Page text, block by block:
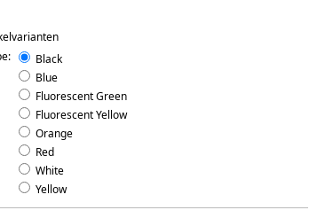
Black
Blue
Fluorescent Green
Fluorescent Yellow
Orange
Red
White
Yellow